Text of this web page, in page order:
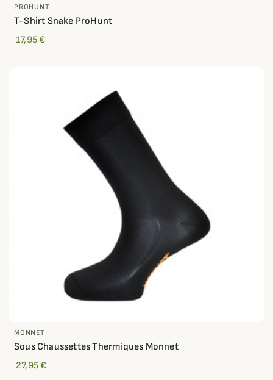
PROHUNT
T-Shirt Snake ProHunt
17,95 €
MONNET
Sous Chaussettes Thermiques Monnet
27,95 €